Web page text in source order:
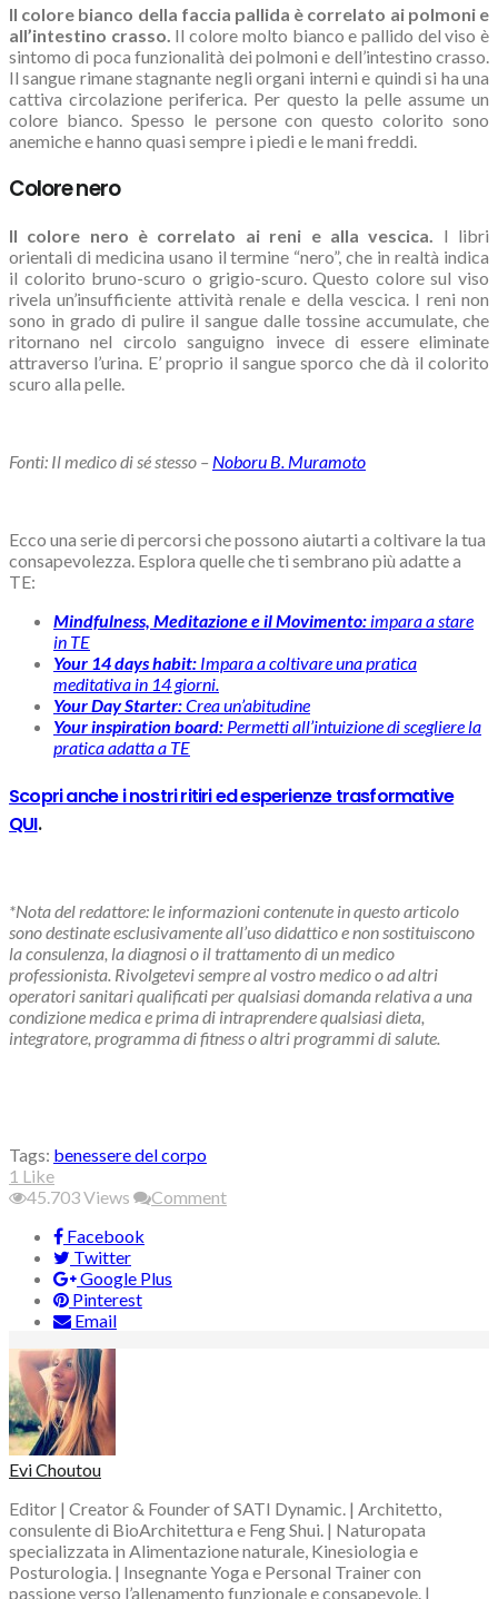
Il colore bianco della faccia pallida è correlato ai polmoni e
all’intestino crasso. Il colore molto bianco e pallido del viso è
sintomo di poca funzionalità dei polmoni e dell’intestino crasso.
Il sangue rimane stagnante negli organi interni e quindi si ha una
cattiva circolazione periferica. Per questo la pelle assume un
colore bianco. Spesso le persone con questo colorito sono
anemiche e hanno quasi sempre i piedi e le mani freddi.
Colore nero
Il colore nero è correlato ai reni e alla vescica. I libri
orientali di medicina usano il termine “nero”, che in realtà indica
il colorito bruno-scuro o grigio-scuro. Questo colore sul viso
rivela un’insufficiente attività renale e della vescica. I reni non
sono in grado di pulire il sangue dalle tossine accumulate, che
ritornano nel circolo sanguigno invece di essere eliminate
attraverso l’urina. E’ proprio il sangue sporco che dà il colorito
scuro alla pelle.
Fonti: Il medico di sé stesso – Noboru B. Muramoto
Ecco una serie di percorsi che possono aiutarti a coltivare la tua
consapevolezza. Esplora quelle che ti sembrano più adatte a
TE:
Mindfulness, Meditazione e il Movimento: impara a stare
in TE
Your 14 days habit: Impara a coltivare una pratica
meditativa in 14 giorni.
Your Day Starter:Crea un’abitudine
Your inspiration board: Permetti all’intuizione di scegliere la
pratica adatta a TE
Scopri anche i nostri ritiri ed esperienze trasformative
QUI.
*Nota del redattore: le informazioni contenute in questo articolo
sono destinate esclusivamente all’uso didattico e non sostituiscono
la consulenza, la diagnosi o il trattamento di un medico
professionista. Rivolgetevi sempre al vostro medico o ad altri
operatori sanitari qualificati per qualsiasi domanda relativa a una
condizione medica e prima di intraprendere qualsiasi dieta,
integratore, programma di fitness o altri programmi di salute.
Tags: benessere del corpo
1 Like
45.703Views
Comment
Facebook
Twitter
Google Plus
Pinterest
Email
Evi Choutou
Editor | Creator & Founder of SATI Dynamic. | Architetto,
consulente di BioArchitettura e Feng Shui. | Naturopata
specializzata in Alimentazione naturale, Kinesiologia e
Posturologia. | Insegnante Yoga e Personal Trainer con
passione verso l’allenamento funzionale e consapevole. |